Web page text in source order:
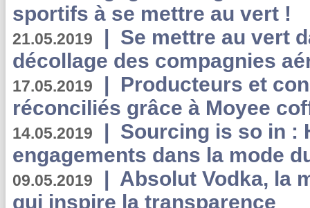
sportifs à se mettre au vert !
21.05.2019 | Se mettre au vert
décollage des compagnies
17.05.2019 | Producteurs et
réconciliés grâce à Moyee
14.05.2019 | Sourcing is so in :
engagements dans la mode
09.05.2019 | Absolut Vodka, la
qui inspire la transparence